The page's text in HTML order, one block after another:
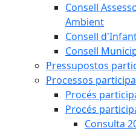
Consell
Ambient
Consell
Consell
Pressupostos
Processos
Procés
Procés
Consulta